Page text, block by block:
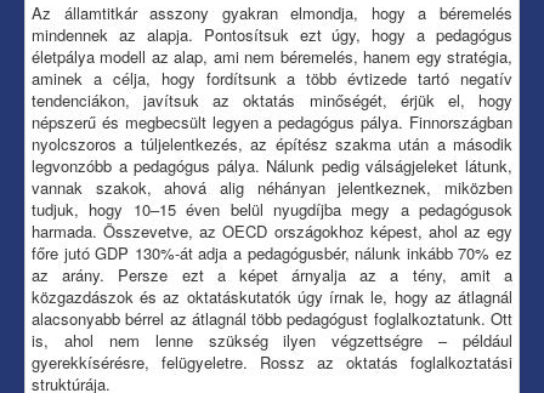
Az államtitkár asszony gyakran elmondja, hogy a béremelés
mindennek az alapja. Pontosítsuk ezt úgy, hogy a pedagógus
életpálya modell az alap, ami nem béremelés, hanem egy stratégia,
aminek a célja, hogy fordítsunk a több évtizede tartó negatív
tendenciákon, javítsuk az oktatás minőségét, érjük el, hogy
népszerű és megbecsült legyen a pedagógus pálya. Finnországban
nyolcszoros a túljelentkezés, az építész szakma után a második
legvonzóbb a pedagógus pálya. Nálunk pedig válságjeleket látunk,
vannak szakok, ahová alig néhányan jelentkeznek, miközben
tudjuk, hogy 10–15 éven belül nyugdíjba megy a pedagógusok
harmada. Összevetve, az OECD országokhoz képest, ahol az egy
főre jutó GDP 130%-át adja a pedagógusbér, nálunk inkább 70% ez
az arány. Persze ezt a képet árnyalja az a tény, amit a
közgazdászok és az oktatáskutatók úgy írnak le, hogy az átlagnál
alacsonyabb bérrel az átlagnál több pedagógust foglalkoztatunk. Ott
is, ahol nem lenne szükség ilyen végzettségre – például
gyerekkísérésre, felügyeletre. Rossz az oktatás foglalkoztatási
struktúrája.